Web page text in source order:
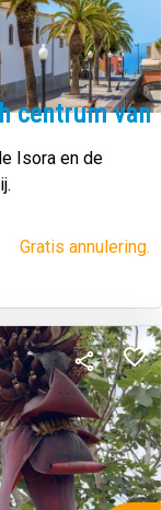
centrum van
Isora en de
Gratis annulering.